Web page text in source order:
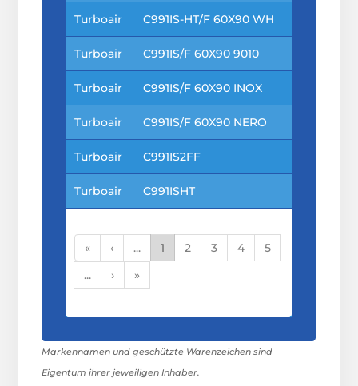
Turboair C991IS-HT/F 60X90 WH
Turboair C991IS/F 60X90 9010
Turboair C991IS/F 60X90 INOX
Turboair C991IS/F 60X90 NERO
Turboair C991IS2FF
Turboair C991ISHT
« ‹ ... 1 2 3 4
5
...
› »
Markennamen und geschützte Warenzeichen sind
Eigentum ihrer jeweiligen Inhaber.